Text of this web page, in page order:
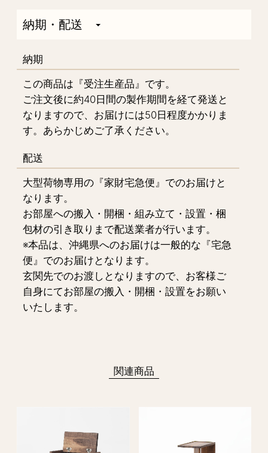
納期・配送
納期
この商品は『受注生産品』です。
ご注文後に約40日間の製作期間を経て発送と
なりますので、お届けには50日程度かかりま
す。あらかじめご了承ください。
配送
大型荷物専用の『家財宅急便』でのお届けと
なります。
お部屋への搬入・開梱・組み立て・設置・梱
包材の引き取りまで配送業者が行います。
※本品は、沖縄県へのお届けは一般的な『宅急
便』でのお届けとなります。
玄関先でのお渡しとなりますので、お客様ご
自身にてお部屋の搬入・開梱・設置をお願い
いたします。
関連商品